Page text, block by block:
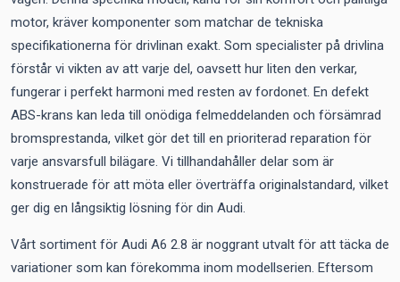
motor, kräver komponenter som matchar de tekniska
specifikationerna för drivlinan exakt. Som specialister på drivlina
förstår vi vikten av att varje del, oavsett hur liten den verkar,
fungerar i perfekt harmoni med resten av fordonet. En defekt
ABS-krans kan leda till onödiga felmeddelanden och försämrad
bromsprestanda, vilket gör det till en prioriterad reparation för
varje ansvarsfull bilägare. Vi tillhandahåller delar som är
konstruerade för att möta eller överträffa originalstandard, vilket
ger dig en långsiktig lösning för din Audi.
Vårt sortiment för Audi A6 2.8 är noggrant utvalt för att täcka de
variationer som kan förekomma inom modellserien. Eftersom